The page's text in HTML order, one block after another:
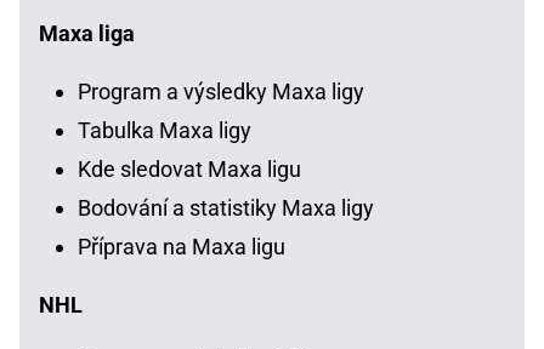
Maxa liga
Program a výsledky Maxa ligy
Tabulka Maxa ligy
Kde sledovat Maxa ligu
Bodování a statistiky Maxa ligy
Příprava na Maxa ligu
NHL